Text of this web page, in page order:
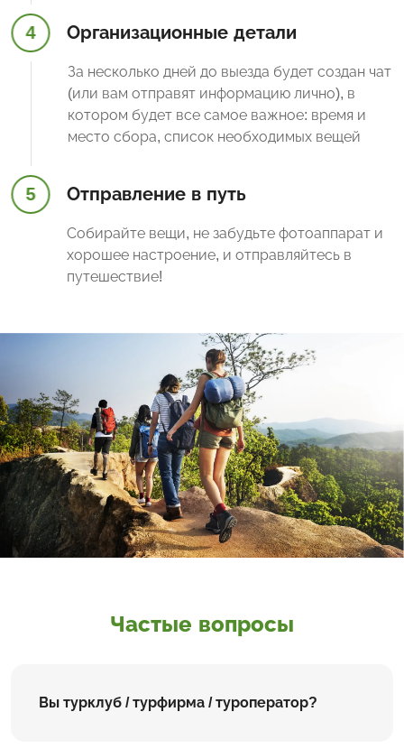
4 Организационные детали
За несколько дней до выезда будет создан чат
(или вам отправят информацию лично), в
котором будет все самое важное: время и
место сбора, список необходимых вещей
5 Отправление в путь
Собирайте вещи, не забудьте фотоаппарат и
хорошее настроение, и отправляйтесь в
путешествие!
Частые вопросы
Вы турклуб / турфирма / туроператор?